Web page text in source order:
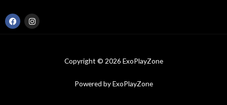
F
a
I
n
Copyright © 2026 ExoPlayZone
Powered by ExoPlayZone